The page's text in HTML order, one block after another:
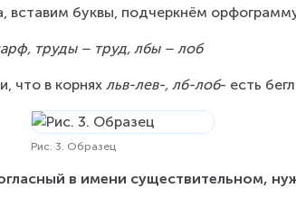
вставим буквы, подчеркнём
труды – труд, лбы – лоб
что в корнях льв-лев-, лб-лоб- есть
Рис. 3. Образец
в имени существительном,